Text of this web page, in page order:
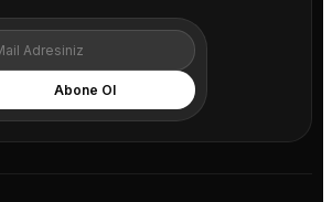
adresiniz
Abone Ol